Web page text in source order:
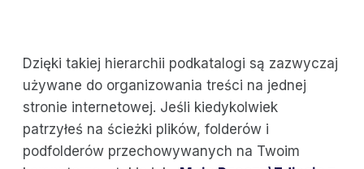
Dzięki takiej hierarchii podkatalogi są zazwyczaj
używane do organizowania treści na jednej
stronie internetowej. Jeśli kiedykolwiek
patrzyłeś na ścieżki plików, folderów i
podfolderów przechowywanych na Twoim